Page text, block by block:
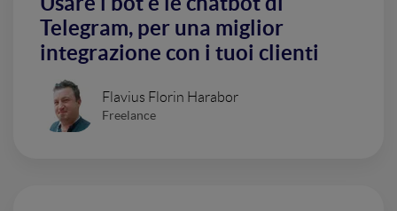
Telegram, per una miglior
integrazione con i tuoi clienti
Flavius Florin Harabor
Freelance